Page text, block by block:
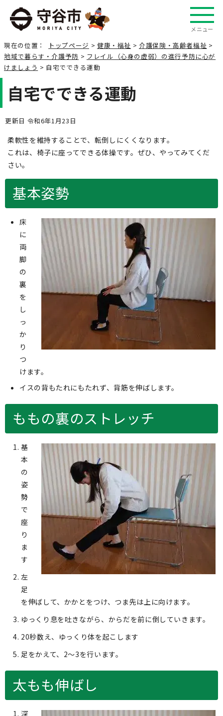
メニュー
現在の位置： トップページ > 健康・福祉 > 介護保険・高齢者福祉 >
地域で暮らす・介護予防 > フレイル（心身の虚弱）の進行予防に心が
けましょう > 自宅でできる運動
自宅でできる運動
更新日 令和6年1月23日
柔軟性を維持することで、転倒しにくくなります。
これは、椅子に座ってできる体操です。ぜひ、やってみてくだ
さい。
基本姿勢
床
に
両
脚
の
裏
を
し
っ
か
り
つ
けます。
イスの背もたれにもたれず、背筋を伸ばします。
ももの裏のストレッチ
基
本
の
姿
勢
で
座
り
ま
す
左
足
を伸ばして、かかとをつけ、つま先は上に向けます。
ゆっくり息を吐きながら、からだを前に倒していきます。
20秒数え、ゆっくり体を起こします
足をかえて、2～3を行います。
太もも伸ばし
深